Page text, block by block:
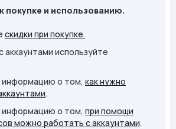
покупке и использованию.
скидки при покупке.
аккаунтами используйте
о том, как нужно
.
о том, при помощи
можно работать с аккаунтами.